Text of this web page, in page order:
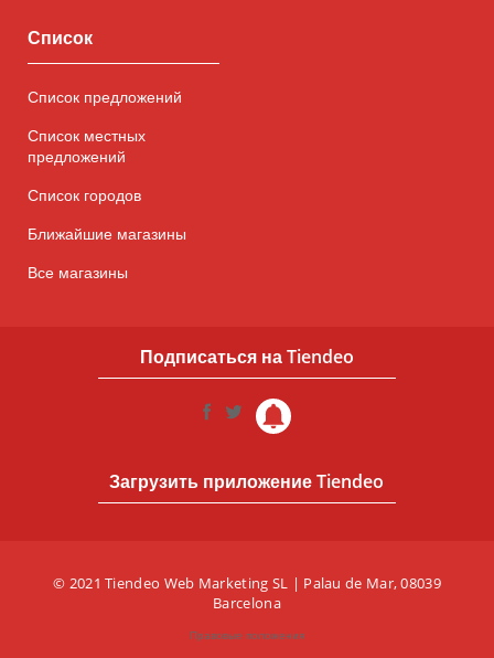
Список
Список предложений
Список местных
предложений
Список городов
Ближайшие магазины
Все магазины
Подписаться на Tiendeo
Загрузить приложение Tiendeo
© 2021 Tiendeo Web Marketing SL | Palau de Mar, 08039
Barcelona
Правовые положения